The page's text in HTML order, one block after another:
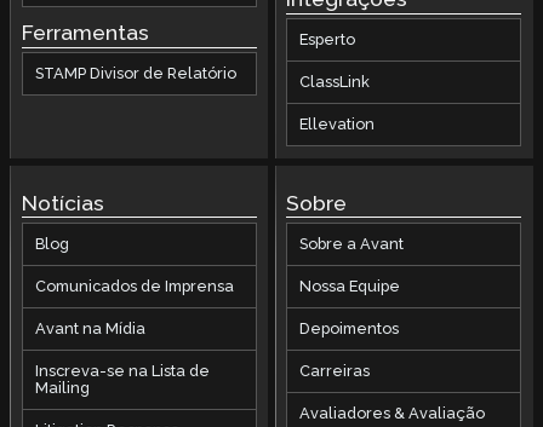
Ferramentas
STAMP Divisor de Relatório
Esperto
ClassLink
Ellevation
Notícias
Blog
Comunicados de Imprensa
Avant na Mídia
Inscreva-se na Lista de
Mailing
Sobre
Sobre a Avant
Nossa Equipe
Depoimentos
Carreiras
Avaliadores & Avaliação